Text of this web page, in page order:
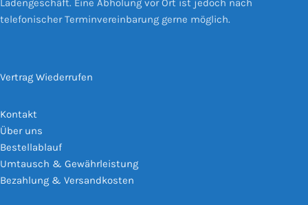
telefonischer Terminvereinbarung gerne möglich.
Vertrag Wiederrufen
Kontakt
Über uns
Bestellablauf
Umtausch & Gewährleistung
Bezahlung & Versandkosten